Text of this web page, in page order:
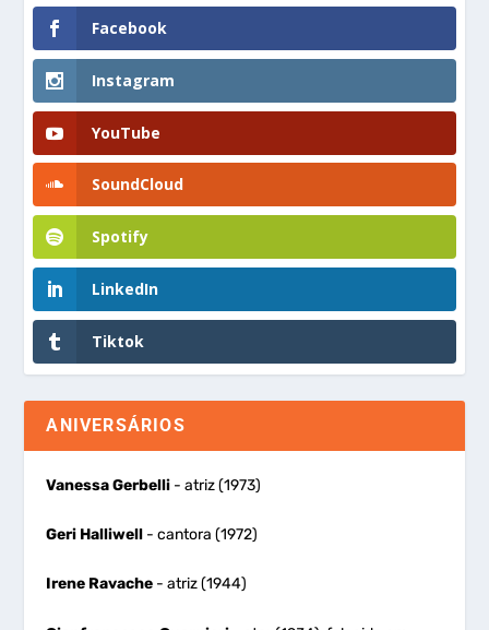
Facebook
Instagram
YouTube
SoundCloud
Spotify
LinkedIn
Tiktok
ANIVERSÁRIOS
Vanessa Gerbelli - atriz (1973)
Geri Halliwell - cantora (1972)
Irene Ravache - atriz (1944)